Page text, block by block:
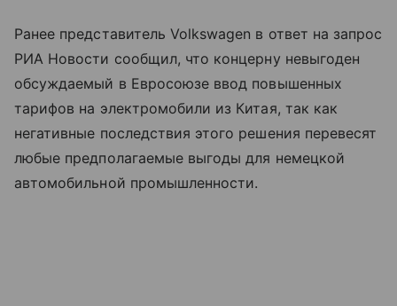
Ранее представитель Volkswagen в ответ на запрос
РИА Новости сообщил, что концерну невыгоден
обсуждаемый в Евросоюзе ввод повышенных
тарифов на электромобили из Китая, так как
негативные последствия этого решения перевесят
любые предполагаемые выгоды для немецкой
автомобильной промышленности.